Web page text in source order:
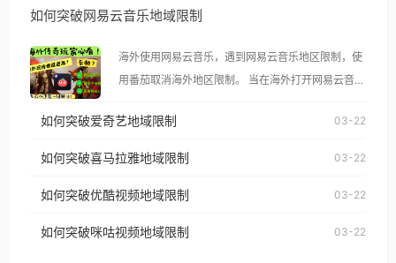
示语。 海外用户如香港、澳门、台湾、美国、加拿
像其他音乐平台一样，出现地区及版权限制问题，且
仅能在中国大陆地区播放。 遇到这个问题的朋友们，
使用番茄回国加速器，即可解决「海外用户收听腾讯
台湾、美国、加拿大、澳大利亚、欧洲等国家和地区
权限制所困扰。
如何突破网易云音乐地域限制
海外使用网易云音乐，遇到网易云音乐地区限制，使
用番茄取消海外地区限制。 当在海外打开网易云音
播放”的提示语。 海外用户如香港、澳门、台湾、美
国、加拿大、澳大利亚、欧洲等国家和地区时，网易
制问题，且仅能在中国大陆地区播放。 遇到这个问题
户收听网易云音乐地区版权限制」的问题，无论人在
如何突破爱奇艺地域限制 03-22
如何突破喜马拉雅地域限制 03-22
如何突破优酷视频地域限制 03-22
如何突破咪咕视频地域限制 03-22